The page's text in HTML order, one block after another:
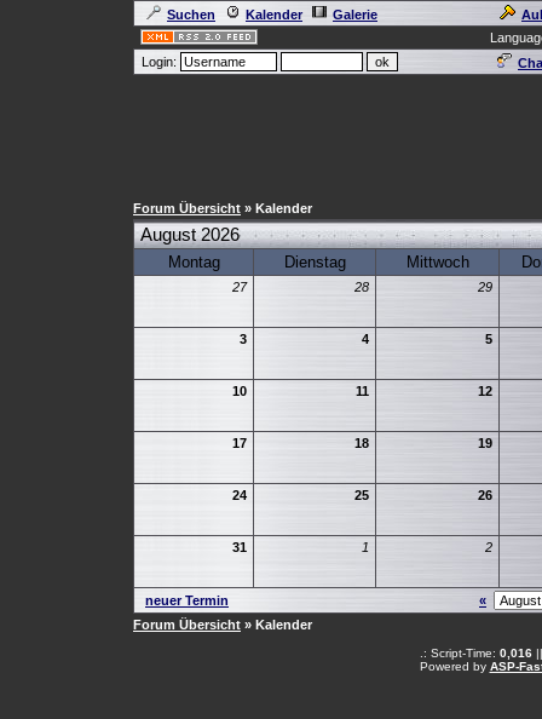
Suchen Kalender Galerie
Login:
Forum Übersicht » Kalender
August 2026
Montag Dienstag Mittwoch
27 28 29
3 4 5
10 11 12
17 18 19
24 25 26
31 1 2
neuer Termin
«
Forum Übersicht » Kalender
.: Script-Time: 0,016
Powered by ASP-